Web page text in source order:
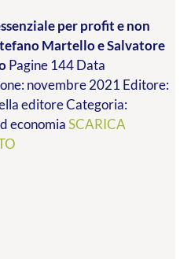
prezzo:
da
€9.99
a
€19.00
per profit e non
Martello e Salvatore
Pagine 144 Data
novembre 2021 Editore:
editore Categoria:
economiaSCARICA